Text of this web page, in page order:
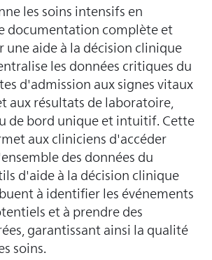
les soins intensifs en
documentation complète et
aide à la décision clinique
les données critiques du
d'admission aux signes vitaux
aux résultats de laboratoire,
de bord unique et intuitif. Cette
aux cliniciens d'accéder
des données du
d'aide à la décision clinique
à identifier les événements
et à prendre des
garantissant ainsi la qualité
soins.